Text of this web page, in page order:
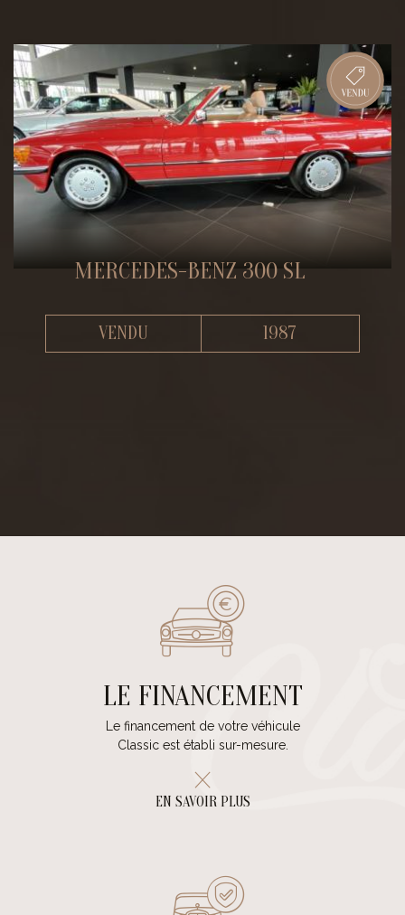
MERCEDES-BENZ 300 SL
VENDU 1987
LE FINANCEMENT
Le financement de votre véhicule
Classic est établi sur-mesure.
EN SAVOIR PLUS